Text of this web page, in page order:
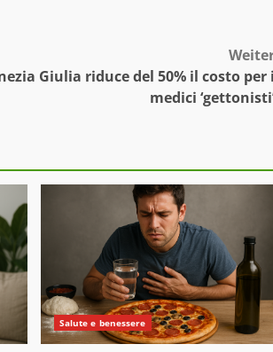
Giulia riduce del 50% il costo per
medici
Salute e benessere